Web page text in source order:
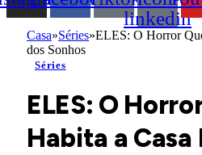
linkedin
Casa»Séries»ELES: O Horror
dos Sonhos
Séries
ELES: O
Habita a Casa